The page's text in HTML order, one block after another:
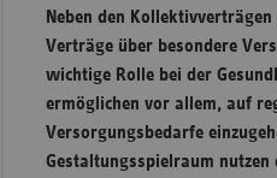
Neben den
Verträge über besondere
wichtige Rolle bei der
ermöglichen vor allem, auf
Versorgungsbedarfe
Gestaltungsspielraum